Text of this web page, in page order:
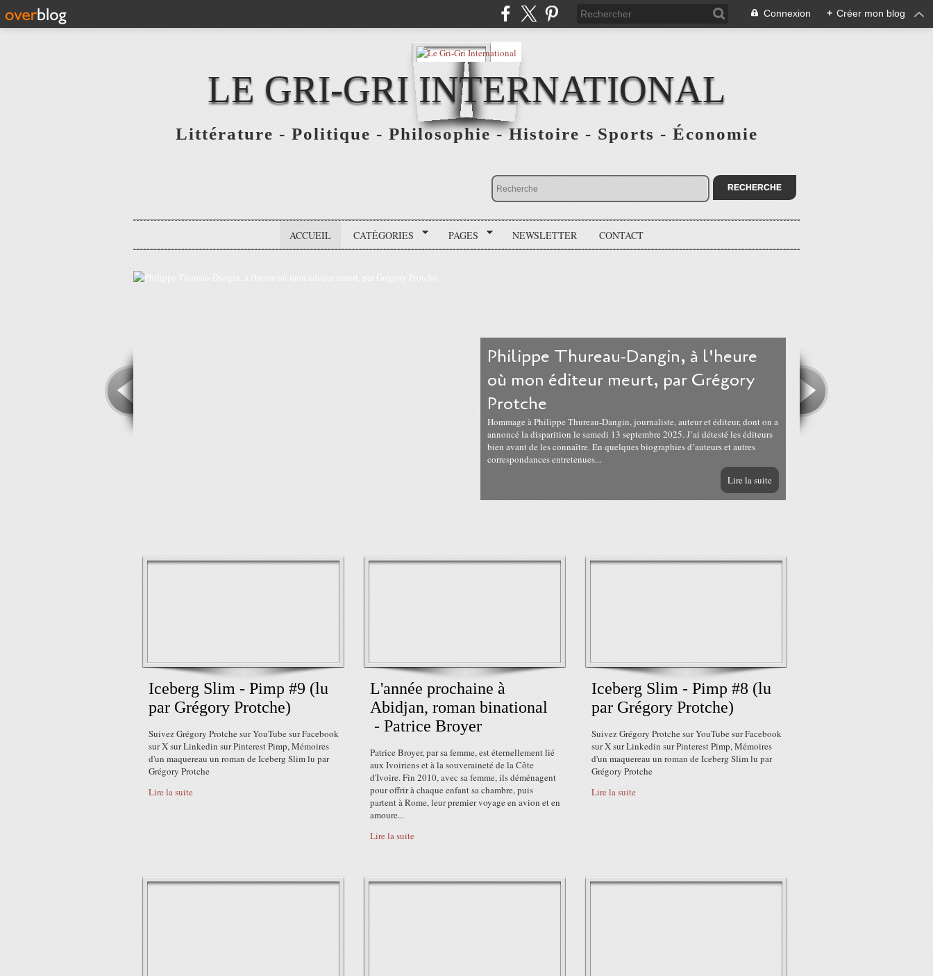
Connexion + Créer mon blog
LE GRI-GRI INTERNATIONAL
Littérature - Politique - Philosophie - Histoire - Sports - Économie
ACCUEIL CATÉGORIES PAGES NEWSLETTER CONTACT
Philippe Thureau-Dangin, à l'heure
où mon éditeur meurt, par Grégory
Protche
Hommage à Philippe Thureau-Dangin, journaliste, auteur et éditeur, dont on a
annoncé la disparition le samedi 13 septembre 2025. J’ai détesté les éditeurs
bien avant de les connaître. En quelques biographies d’auteurs et autres
correspondances entretenues...
Lire la suite
Iceberg Slim - Pimp #9 (lu
par Grégory Protche)
Suivez Grégory Protche sur YouTube sur Facebook
sur X sur Linkedin sur Pinterest Pimp, Mémoires
d'un maquereau un roman de Iceberg Slim lu par
Grégory Protche
Lire la suite
L'année prochaine à
Abidjan, roman binational
- Patrice Broyer
Patrice Broyer, par sa femme, est éternellement lié
aux Ivoiriens et à la souveraineté de la Côte
d'Ivoire. Fin 2010, avec sa femme, ils déménagent
pour offrir à chaque enfant sa chambre, puis
partent à Rome, leur premier voyage en avion et en
amoure...
Lire la suite
Iceberg Slim - Pimp #8 (lu
par Grégory Protche)
Suivez Grégory Protche sur YouTube sur Facebook
sur X sur Linkedin sur Pinterest Pimp, Mémoires
d'un maquereau un roman de Iceberg Slim lu par
Grégory Protche
Lire la suite